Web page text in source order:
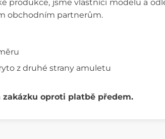
produkce, jsme vlastníci modelu a
obchodním partnerům.
z druhé strany amuletu
zakázku oproti platbě předem.